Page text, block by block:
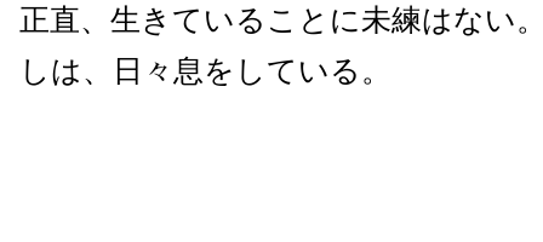
正直、生きていることに未練はない
しは、日々息をしている。